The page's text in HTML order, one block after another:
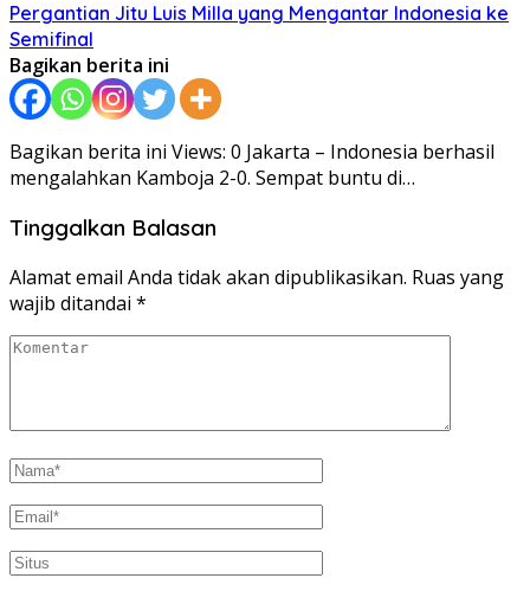
Pergantian Jitu Luis Milla yang Mengantar Indonesia ke
Semifinal
Bagikan berita ini
Bagikan berita ini Views: 0 Jakarta – Indonesia berhasil
mengalahkan Kamboja 2-0. Sempat buntu di…
Tinggalkan Balasan
Alamat email Anda tidak akan dipublikasikan. Ruas yang
wajib ditandai *